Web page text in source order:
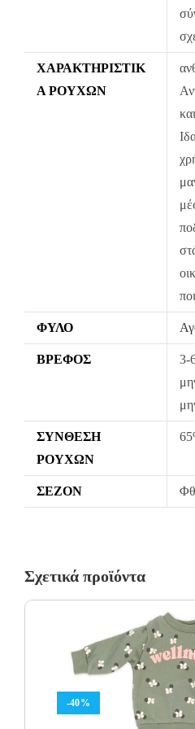
Τα προϊόντα πρέπει να είναι
και να έχουν το καρτελάκι της
Οι αλλαγές πραγματοποιούνται με
Η πρώτη αλλαγή κοστίζει 5€
επόμενες αλλαγές είναι +8.50€
Όλα τα προϊόντα περνούν από μία
Σε περίπτωση που κάποιο προϊόν
πελάτη μας και είναι ελαττωματικό
εμάς, δεσμευόμαστε με άμεση
ΧΑΡΑΚΤΗΡΙΣΤΙΚ
Ά ΡΟΎΧΩΝ
ΦΎΛΟ
ΒΡΈΦΟΣ
3-
ΣΎΝΘΕΣΗ
ΡΟΎΧΩΝ
ΣΕΖΌΝ
Σχετικά προϊόντα
-40%